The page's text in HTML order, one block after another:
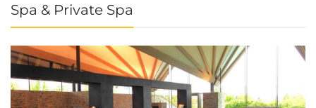
Spa & Private Spa